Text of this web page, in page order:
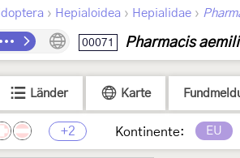
› Hepialoidea › Hepialidae ›
00071 Pharmacis
Länder Karte
+2 Kontinente: EU